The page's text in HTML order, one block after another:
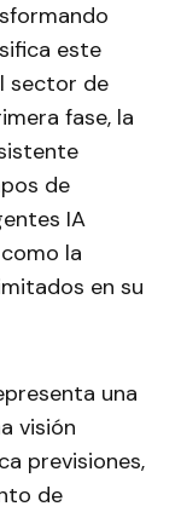
este
sector de
fase, la
de
IA
la
en su
una
visión
previsiones,
de